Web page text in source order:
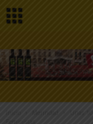
Inicio
Unas